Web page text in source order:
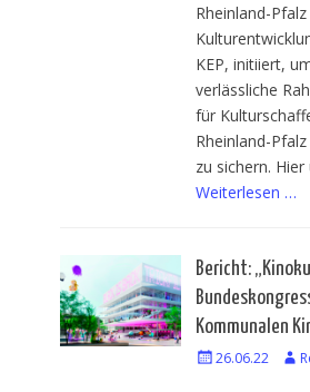
Rheinland-
KEP, initiiert,
verlässliche
für
Rheinland-
zu sichern.
Weiterlesen …
Bericht:
Kommunalen
Veröffentlicht
26.06.22